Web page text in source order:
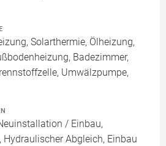
Solarthermie, Ölheizung,
Badezimmer,
Umwälzpumpe,
/ Einbau,
Abgleich, Einbau